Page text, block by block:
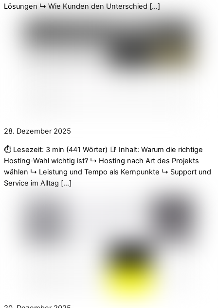
Lösungen ↳ Wie Kunden den Unterschied […]
28. Dezember 2025
⏱️ Lesezeit: 3 min (441 Wörter) 📑 Inhalt: Warum die richtige
Hosting-Wahl wichtig ist? ↳ Hosting nach Art des Projekts
wählen ↳ Leistung und Tempo als Kernpunkte ↳ Support und
Service im Alltag […]